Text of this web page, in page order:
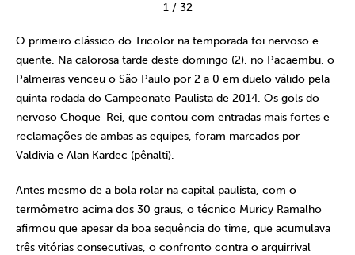
1/ 32
O primeiro clássico do Tricolor na temporada foi nervoso e
quente. Na calorosa tarde deste domingo (2), no Pacaembu, o
Palmeiras venceu o São Paulo por 2 a 0 em duelo válido pela
quinta rodada do Campeonato Paulista de 2014. Os gols do
nervoso Choque-Rei, que contou com entradas mais fortes e
reclamações de ambas as equipes, foram marcados por
Valdivia e Alan Kardec (pênalti).
Antes mesmo de a bola rolar na capital paulista, com o
termômetro acima dos 30 graus, o técnico Muricy Ramalho
afirmou que apesar da boa sequência do time, que acumulava
três vitórias consecutivas, o confronto contra o arquirrival